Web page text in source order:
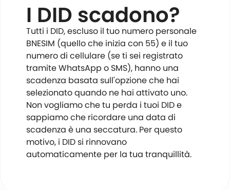
I DID scadono?
Tutti i DID, escluso il tuo numero personale
BNESIM (quello che inizia con 55) e il tuo
numero di cellulare (se ti sei registrato
tramite WhatsApp o SMS), hanno una
scadenza basata sull'opzione che hai
selezionato quando ne hai attivato uno.
Non vogliamo che tu perda i tuoi DID e
sappiamo che ricordare una data di
scadenza è una seccatura. Per questo
motivo, i DID si rinnovano
automaticamente per la tua tranquillità.